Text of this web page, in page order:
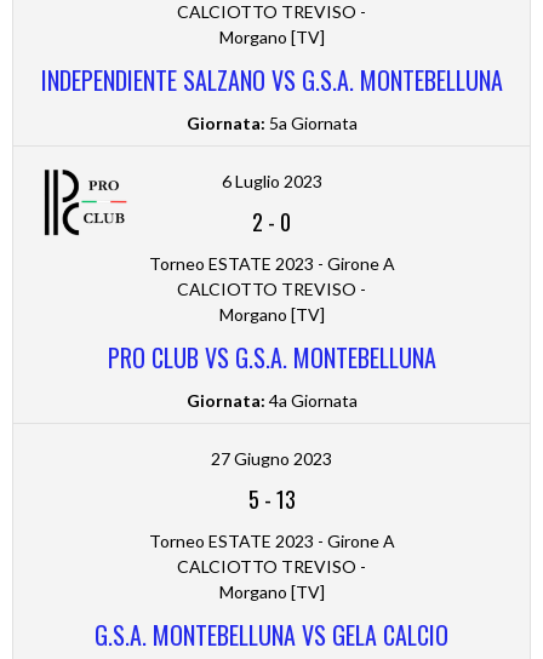
CALCIOTTO TREVISO -
Morgano [TV]
INDEPENDIENTE SALZANO VS G.S.A. MONTEBELLUNA
Giornata: 5a Giornata
6 Luglio 2023
2 - 0
Torneo ESTATE 2023 - Girone A
CALCIOTTO TREVISO -
Morgano [TV]
PRO CLUB VS G.S.A. MONTEBELLUNA
Giornata: 4a Giornata
27 Giugno 2023
5 -13
Torneo ESTATE 2023 - Girone A
CALCIOTTO TREVISO -
Morgano [TV]
G.S.A. MONTEBELLUNA VS GELA CALCIO